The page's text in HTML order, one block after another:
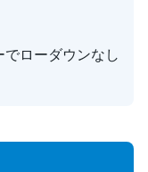
ローダウンなし